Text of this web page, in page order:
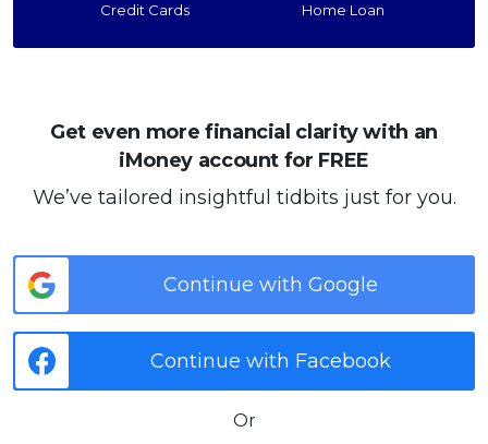
Credit Cards Home Loan
Get even more financial clarity with an
iMoney account for FREE
We’ve tailored insightful tidbits just for you.
Continue with Google
Continue with Facebook
Or